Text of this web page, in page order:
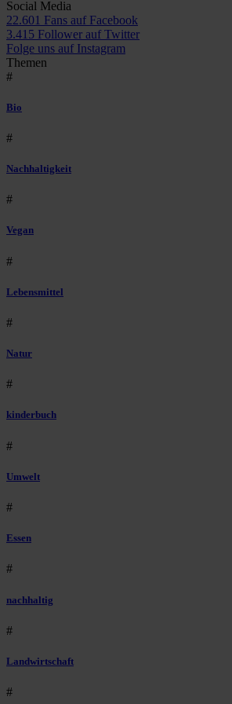
Social Media
22.601 Fans auf Facebook
3.415 Follower auf Twitter
Folge uns auf Instagram
Themen
#
Bio
#
Nachhaltigkeit
#
Vegan
#
Lebensmittel
#
Natur
#
kinderbuch
#
Umwelt
#
Essen
#
nachhaltig
#
Landwirtschaft
#